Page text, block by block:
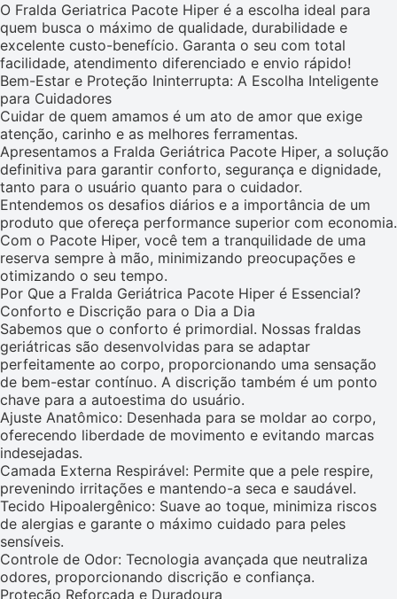
O Fralda Geriatrica Pacote Hiper é a escolha ideal para
quem busca o máximo de qualidade, durabilidade e
excelente custo-benefício. Garanta o seu com total
facilidade, atendimento diferenciado e envio rápido!
Bem-Estar e Proteção Ininterrupta: A Escolha Inteligente
para Cuidadores
Cuidar de quem amamos é um ato de amor que exige
atenção, carinho e as melhores ferramentas.
Apresentamos a Fralda Geriátrica Pacote Hiper, a solução
definitiva para garantir conforto, segurança e dignidade,
tanto para o usuário quanto para o cuidador.
Entendemos os desafios diários e a importância de um
produto que ofereça performance superior com economia.
Com o Pacote Hiper, você tem a tranquilidade de uma
reserva sempre à mão, minimizando preocupações e
otimizando o seu tempo.
Por Que a Fralda Geriátrica Pacote Hiper é Essencial?
Conforto e Discrição para o Dia a Dia
Sabemos que o conforto é primordial. Nossas fraldas
geriátricas são desenvolvidas para se adaptar
perfeitamente ao corpo, proporcionando uma sensação
de bem-estar contínuo. A discrição também é um ponto
chave para a autoestima do usuário.
Ajuste Anatômico: Desenhada para se moldar ao corpo,
oferecendo liberdade de movimento e evitando marcas
indesejadas.
Camada Externa Respirável: Permite que a pele respire,
prevenindo irritações e mantendo-a seca e saudável.
Tecido Hipoalergênico: Suave ao toque, minimiza riscos
de alergias e garante o máximo cuidado para peles
sensíveis.
Controle de Odor: Tecnologia avançada que neutraliza
odores, proporcionando discrição e confiança.
Proteção Reforçada e Duradoura